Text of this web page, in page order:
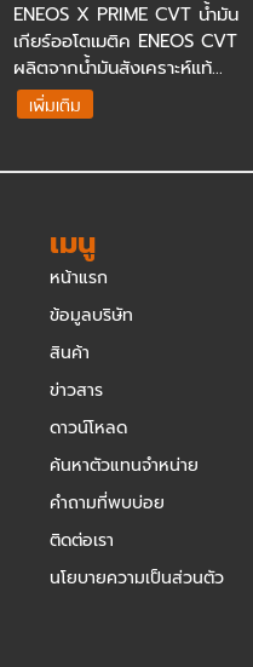
ENEOS X PRIME CVT น้ำมัน
เกียร์ออโตเมติค ENEOS CVT
ผลิตจากน้ำมันสังเคราะห์แท้...
เพิ่มเติม
เมนู
หน้าแรก
ข้อมูลบริษัท
สินค้า
ข่าวสาร
ดาวน์โหลด
ค้นหาตัวแทนจำหน่าย
คำถามที่พบบ่อย
ติดต่อเรา
นโยบายความเป็นส่วนตัว